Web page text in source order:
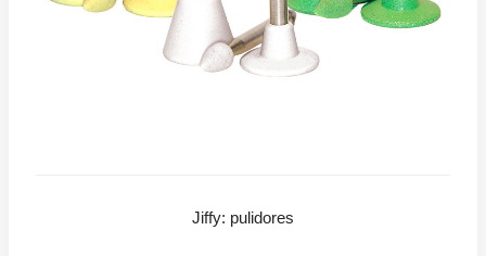
Jiffy: pulidores